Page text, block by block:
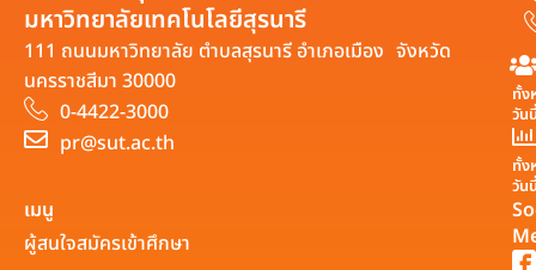
มหาวิทยาลัยเทคโนโลยีสุรนารี
111 ถนนมหาวิทยาลัย ตำบลสุรนารี อำเภอเมือง จังหวัด
นครราชสีมา 30000
0-4422-3000
pr@sut.ac.th
ทั้ง
วัน
ทั้ง
วัน
เมนู
ผู้สนใจสมัครเข้าศึกษา